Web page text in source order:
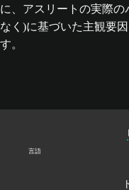
に、アスリートの実際
なく)に基づいた主観要
す。
言語